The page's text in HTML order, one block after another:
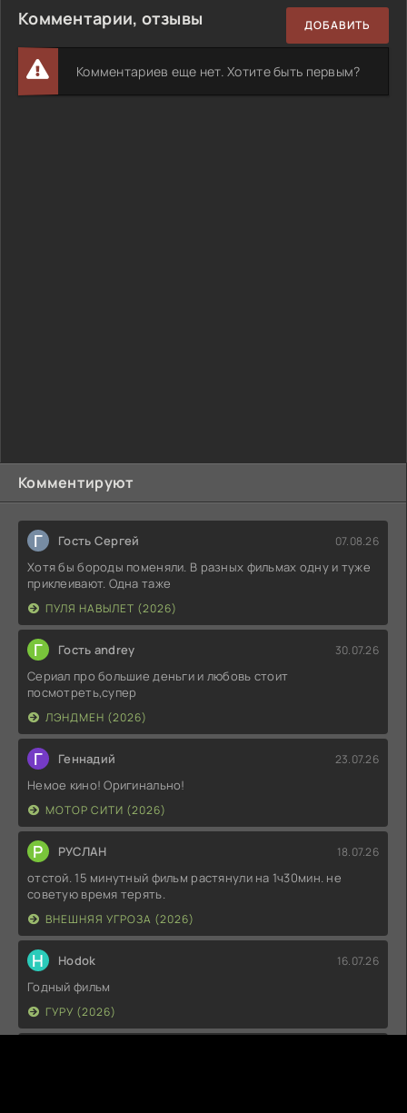
Комментируют
Г Гость Сергей 07.08.26
Хотя бы бороды поменяли. В разных фильмах одну и туже
приклеивают. Одна таже
ПУЛЯ НАВЫЛЕТ (2026)
Г Гость andrey 30.07.26
Сериал про большие деньги и любовь стоит
посмотреть,супер
ЛЭНДМЕН (2026)
Г Геннадий 23.07.26
Немое кино! Оригинально!
МОТОР СИТИ (2026)
Р РУСЛАН 18.07.26
отстой. 15 минутный фильм растянули на 1ч30мин. не
советую время терять.
ВНЕШНЯЯ УГРОЗА (2026)
H Hodok 16.07.26
Годный фильм
ГУРУ (2026)
Комментарии, отзывы ДОБАВИТЬ
Комментариев еще нет. Хотите быть первым?